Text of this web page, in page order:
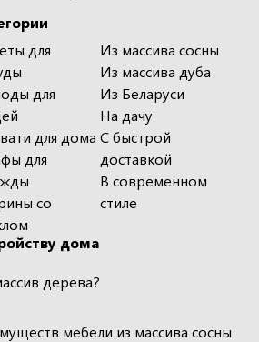
для
для
для дома
для
со
Из массива сосны
Из массива дуба
Из Беларуси
На дачу
С быстрой
доставкой
В современном
стиле
дома
дерева?
мебели из массива сосны